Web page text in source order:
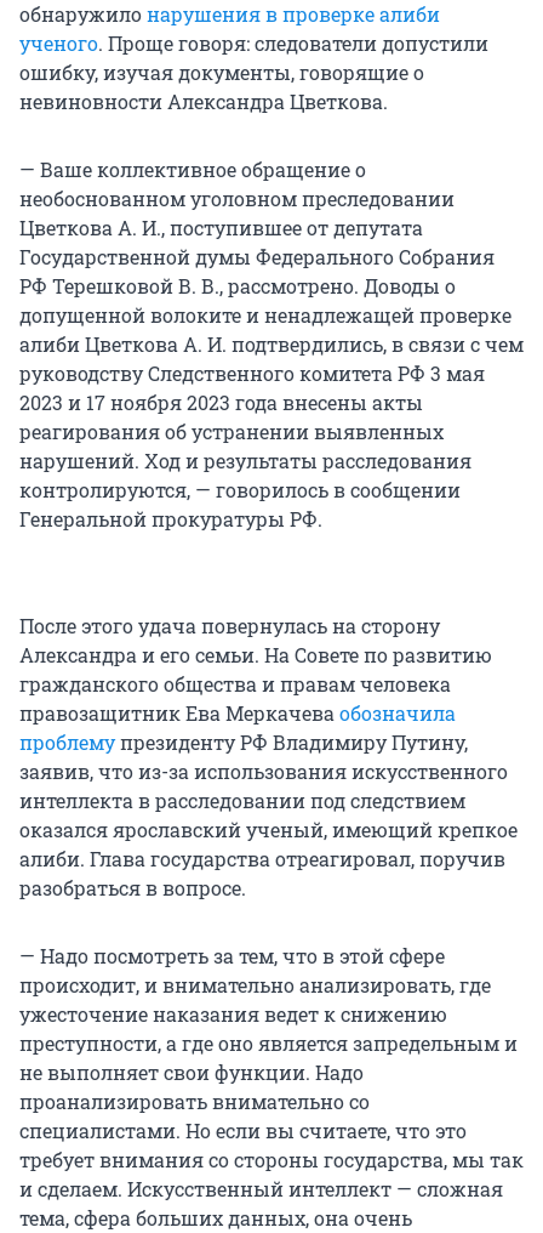
обнаружилонарушения в проверке алиби
ученого. Проще говоря: следователи допустили
ошибку, изучая документы, говорящие о
невиновности Александра Цветкова.
— Ваше коллективное обращение о
необоснованном уголовном преследовании
Цветкова А. И., поступившее от депутата
Государственной думы Федерального Собрания
РФ Терешковой В. В., рассмотрено. Доводы о
допущенной волоките и ненадлежащей проверке
алиби Цветкова А. И. подтвердились, в связи с чем
руководству Следственного комитета РФ 3 мая
2023 и 17 ноября 2023 года внесены акты
реагирования об устранении выявленных
нарушений. Ход и результаты расследования
контролируются, — говорилось в сообщении
Генеральной прокуратуры РФ.
После этого удача повернулась на сторону
Александра и его семьи. На Совете по развитию
гражданского общества и правам человека
правозащитник Ева Меркачева обозначила
проблемупрезиденту РФ Владимиру Путину,
заявив, что из-за использования искусственного
интеллекта в расследовании под следствием
оказался ярославский ученый, имеющий крепкое
алиби. Глава государства отреагировал, поручив
разобраться в вопросе.
— Надо посмотреть за тем, что в этой сфере
происходит, и внимательно анализировать, где
ужесточение наказания ведет к снижению
преступности, а где оно является запредельным и
не выполняет свои функции. Надо
проанализировать внимательно со
специалистами. Но если вы считаете, что это
требует внимания со стороны государства, мы так
и сделаем. Искусственный интеллект — сложная
тема, сфера больших данных, она очень